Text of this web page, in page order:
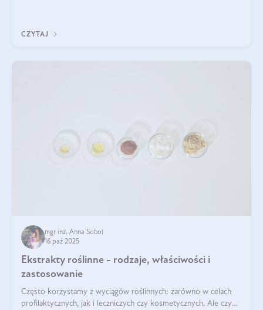
CZYTAJ
mgr inż. Anna Sobol
16 paź 2025
Ekstrakty roślinne - rodzaje, właściwości i
zastosowanie
Często korzystamy z wyciągów roślinnych: zarówno w celach
profilaktycznych, jak i leczniczych czy kosmetycznych. Ale czy